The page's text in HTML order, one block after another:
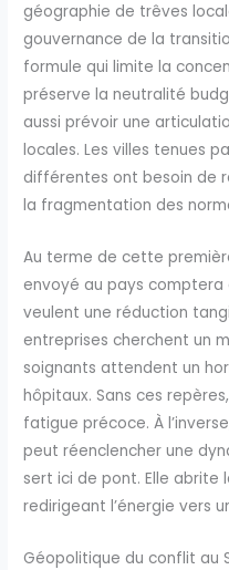
géographie de trêves
gouvernance de la
formule qui limite la
préserve la neutralité
aussi prévoir une
locales. Les villes tenues
différentes ont besoin de
la fragmentation des
Au terme de cette
envoyé au pays
veulent une réduction
entreprises cherchent un
soignants attendent un
hôpitaux. Sans ces
fatigue précoce. À
peut réenclencher une
sert ici de pont. Elle abrite
redirigeant l’énergie vers
Géopolitique du conflit au